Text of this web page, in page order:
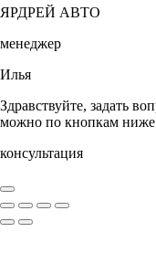
ЯРДРЕЙ АВТО
менеджер
Илья
Здравствуйте, задать
можно по кнопкам
консультация